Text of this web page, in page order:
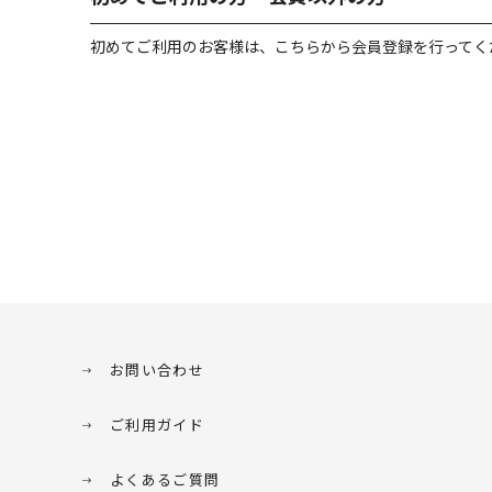
初めてご利用のお客様は、こちらから会員登録を行って
お問い合わせ
ご利用ガイド
よくあるご質問